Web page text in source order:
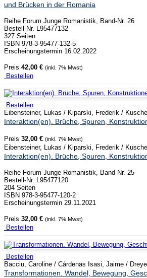
und Brücken in der Romania
Reihe Forum Junge Romanistik, Band-Nr. 26
Bestell-Nr. L95477132
327 Seiten
ISBN 978-3-95477-132-5
Erscheinungstermin 16.02.2022
Preis 42,00 € (inkl. 7% Mwst)
Bestellen
Bestellen
Eibensteiner, Lukas / Kiparski, Frederik /
Interaktion(en). Brüche, Spuren,
Preis 32,00 € (inkl. 7% Mwst)
Eibensteiner, Lukas / Kiparski, Frederik /
Interaktion(en). Brüche, Spuren,
Reihe Forum Junge Romanistik, Band-Nr. 25
Bestell-Nr. L95477120
204 Seiten
ISBN 978-3-95477-120-2
Erscheinungstermin 29.11.2021
Preis 32,00 € (inkl. 7% Mwst)
Bestellen
Bestellen
Bacciu, Caroline / Cárdenas Isasi, Jaime /
Transformationen. Wandel, Bewegung,